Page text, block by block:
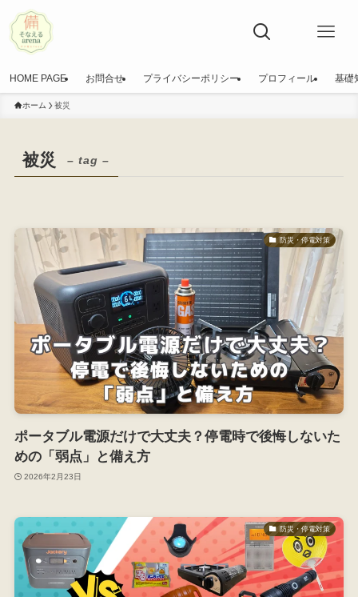
HOME PAGE お問合せ プライバシーポリシー プロフィール 基礎
ホーム 被災
被災 – tag –
防災・停電対策
ポータブル電源だけで大丈夫？停電時で後悔しないた
めの「弱点」と備え方
2026年2月23日
防災・停電対策